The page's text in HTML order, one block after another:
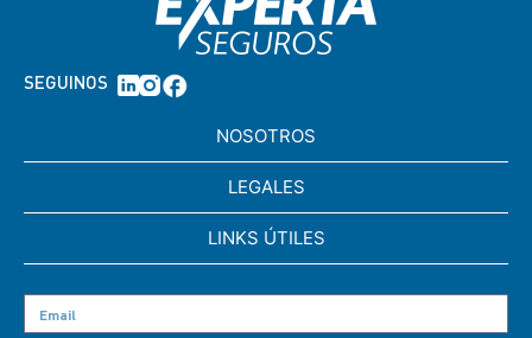
SEGUINOS
NOSOTROS
LEGALES
LINKS ÚTILES